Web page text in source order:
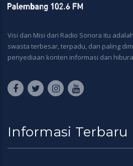
Visi dan Misi dari Radio Sonora itu
swasta terbesar, terpadu, dan paling
penyediaan konten informasi dan
Informasi Terbaru